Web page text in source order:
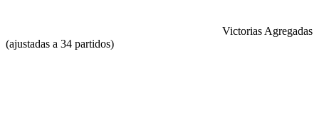
Victorias Agregadas
(ajustadas a 34 partidos)